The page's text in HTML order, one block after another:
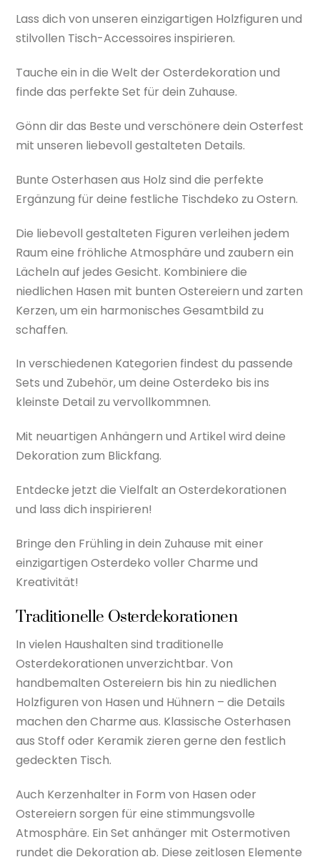
Lass dich von unseren einzigartigen Holzfiguren und
stilvollen Tisch-Accessoires inspirieren.
Tauche ein in die Welt der Osterdekoration und
finde das perfekte Set für dein Zuhause.
Gönn dir das Beste und verschönere dein Osterfest
mit unseren liebevoll gestalteten Details.
Bunte Osterhasen aus Holz sind die perfekte
Ergänzung für deine festliche Tischdeko zu Ostern.
Die liebevoll gestalteten Figuren verleihen jedem
Raum eine fröhliche Atmosphäre und zaubern ein
Lächeln auf jedes Gesicht. Kombiniere die
niedlichen Hasen mit bunten Ostereiern und zarten
Kerzen, um ein harmonisches Gesamtbild zu
schaffen.
In verschiedenen Kategorien findest du passende
Sets und Zubehör, um deine Osterdeko bis ins
kleinste Detail zu vervollkommnen.
Mit neuartigen Anhängern und Artikel wird deine
Dekoration zum Blickfang.
Entdecke jetzt die Vielfalt an Osterdekorationen
und lass dich inspirieren!
Bringe den Frühling in dein Zuhause mit einer
einzigartigen Osterdeko voller Charme und
Kreativität!
Traditionelle Osterdekorationen
In vielen Haushalten sind traditionelle
Osterdekorationen unverzichtbar. Von
handbemalten Ostereiern bis hin zu niedlichen
Holzfiguren von Hasen und Hühnern – die Details
machen den Charme aus. Klassische Osterhasen
aus Stoff oder Keramik zieren gerne den festlich
gedeckten Tisch.
Auch Kerzenhalter in Form von Hasen oder
Ostereiern sorgen für eine stimmungsvolle
Atmosphäre. Ein Set anhänger mit Ostermotiven
rundet die Dekoration ab. Diese zeitlosen Elemente